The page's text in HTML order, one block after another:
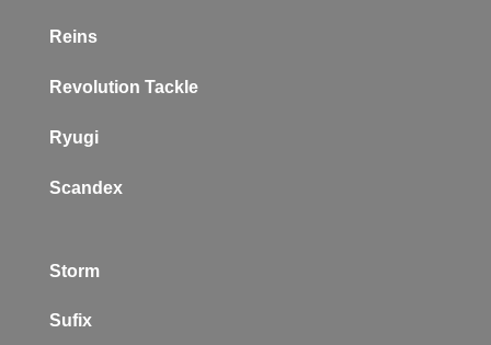
Reins
Revolution Tackle
Ryugi
Scandex
Storm
Sufix